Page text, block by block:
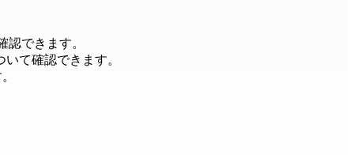
認できます。
いて確認できます。